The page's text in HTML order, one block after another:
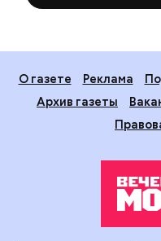
О газете Реклама
Архив газеты